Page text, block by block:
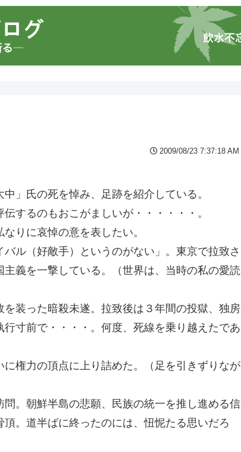
2009/08/23 7:37:18 AM
」氏の死を悼み、足跡を紹介している。
するのもおこがましいが・・・・・・。
りに哀悼の意を表したい。
ル（好敵手）というのがない」。東京で拉致さ
義を一撃している。（世界は、当時の私の愛読
装った暗殺未遂。拉致後は３年間の投獄、独房
寸前で・・・・。何度、死線を乗り越えたであ
権力の頂点に上り詰めた。（足を引きずりなが
。朝鮮半島の悲願、民族の統一を推し進める信
。道半ばに終ったのには、忸怩たる思いだろ